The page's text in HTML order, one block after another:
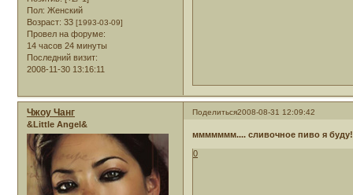
Пол: Женский
Возраст: 33 [1993-03-09]
Провел на форуме:
14 часов 24 минуты
Последний визит:
2008-11-30 13:16:11
Поделиться2008-08-31 12:09:42
Чжоу Чанг
&Little Angel&
ммммммм.... сливочное пиво я
0